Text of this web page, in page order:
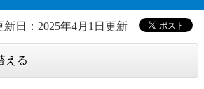
新日：2025年4月1日更新
える